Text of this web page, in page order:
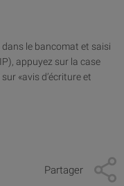
le bancomat et saisi
appuyez sur la case
«avis d’écriture et
Partager